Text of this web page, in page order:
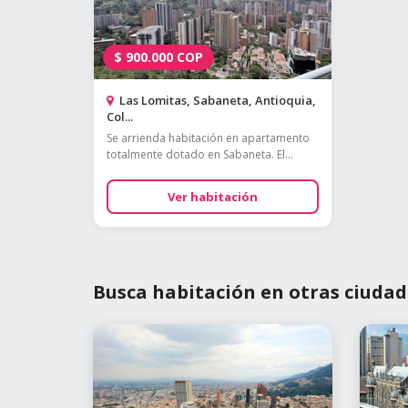
$ 900.000 COP
Las Lomitas, Sabaneta, Antioquia,
Col...
Se arrienda habitación en apartamento
totalmente dotado en Sabaneta. El...
Ver habitación
Busca habitación en otras